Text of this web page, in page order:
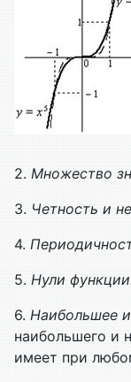
2. Множество
3. Четность и
4.
5. Нули
6. Наибольшее
наибольшего и
имеет при